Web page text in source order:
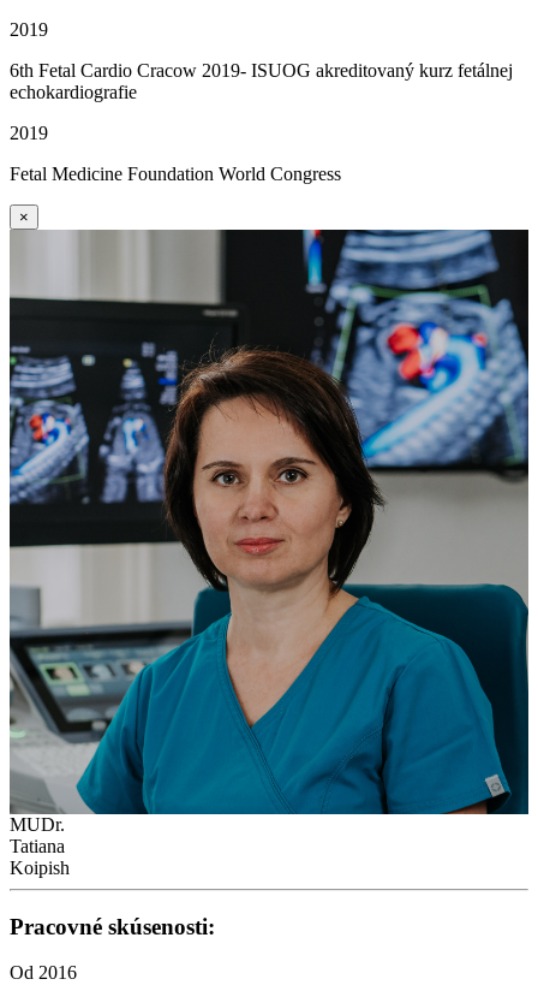
2019
6th Fetal Cardio Cracow 2019- ISUOG akreditovaný kurz fetálnej
echokardiografie
2019
Fetal Medicine Foundation World Congress
×
MUDr.
Tatiana
Koipish
Pracovné skúsenosti:
Od 2016